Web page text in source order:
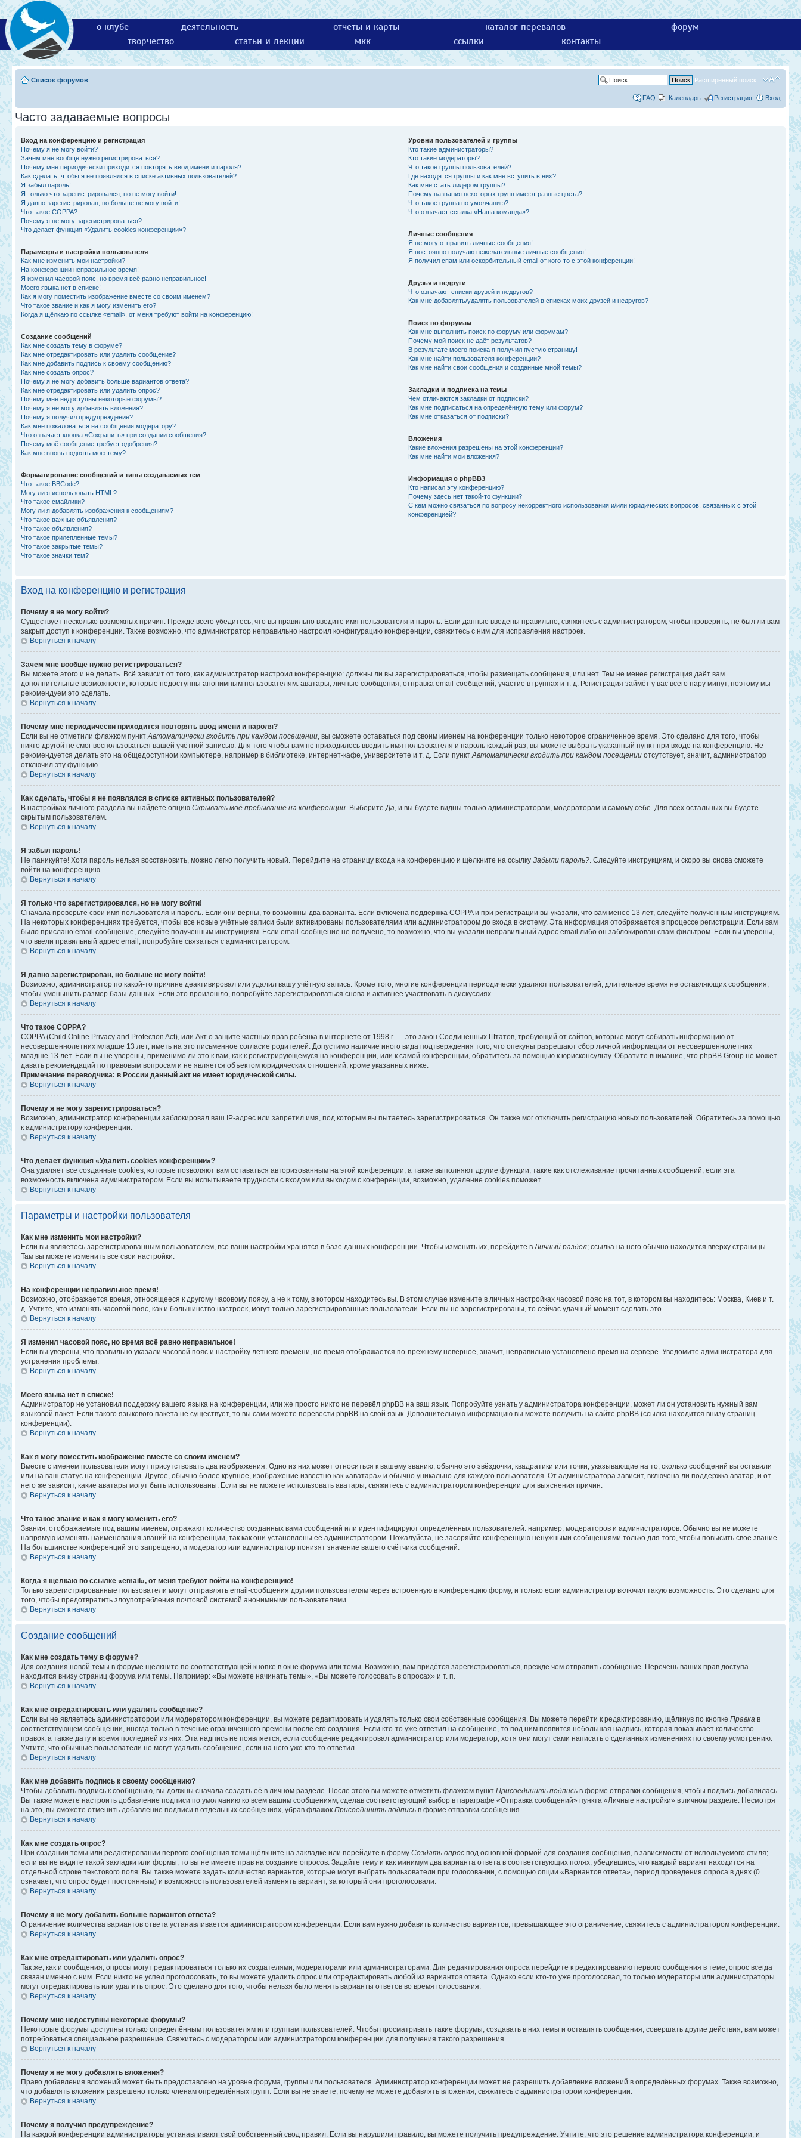
о клубе деятельность отчеты и карты каталог перевалов
форум
творчество
статьи и лекции мкк ссылки контакты
Список форумов Расширенный поиск
FAQ Календарь Регистрация Вход
Часто задаваемые вопросы
Вход на конференцию и регистрация
Почему я не могу войти?
Зачем мне вообще нужно регистрироваться?
Почему мне периодически приходится повторять ввод имени и пароля?
Как сделать, чтобы я не появлялся в списке активных пользователей?
Я забыл пароль!
Я только что зарегистрировался, но не могу войти!
Я давно зарегистрирован, но больше не могу войти!
Что такое COPPA?
Почему я не могу зарегистрироваться?
Что делает функция «Удалить cookies конференции»?
Параметры и настройки пользователя
Как мне изменить мои настройки?
На конференции неправильное время!
Я изменил часовой пояс, но время всё равно неправильное!
Моего языка нет в списке!
Как я могу поместить изображение вместе со своим именем?
Что такое звание и как я могу изменить его?
Когда я щёлкаю по ссылке «email», от меня требуют войти на конференцию!
Создание сообщений
Как мне создать тему в форуме?
Как мне отредактировать или удалить сообщение?
Как мне добавить подпись к своему сообщению?
Как мне создать опрос?
Почему я не могу добавить больше вариантов ответа?
Как мне отредактировать или удалить опрос?
Почему мне недоступны некоторые форумы?
Почему я не могу добавлять вложения?
Почему я получил предупреждение?
Как мне пожаловаться на сообщения модератору?
Что означает кнопка «Сохранить» при создании сообщения?
Почему моё сообщение требует одобрения?
Как мне вновь поднять мою тему?
Форматирование сообщений и типы создаваемых тем
Что такое BBCode?
Могу ли я использовать HTML?
Что такое смайлики?
Могу ли я добавлять изображения к сообщениям?
Что такое важные объявления?
Что такое объявления?
Что такое прилепленные темы?
Что такое закрытые темы?
Что такое значки тем?
Уровни пользователей и группы
Кто такие администраторы?
Кто такие модераторы?
Что такое группы пользователей?
Где находятся группы и как мне вступить в них?
Как мне стать лидером группы?
Почему названия некоторых групп имеют разные цвета?
Что такое группа по умолчанию?
Что означает ссылка «Наша команда»?
Личные сообщения
Я не могу отправить личные сообщения!
Я постоянно получаю нежелательные личные сообщения!
Я получил спам или оскорбительный email от кого-то с этой конференции!
Друзья и недруги
Что означают списки друзей и недругов?
Как мне добавлять/удалять пользователей в списках моих друзей и недругов?
Поиск по форумам
Как мне выполнить поиск по форуму или форумам?
Почему мой поиск не даёт результатов?
В результате моего поиска я получил пустую страницу!
Как мне найти пользователя конференции?
Как мне найти свои сообщения и созданные мной темы?
Закладки и подписка на темы
Чем отличаются закладки от подписки?
Как мне подписаться на определённую тему или форум?
Как мне отказаться от подписки?
Вложения
Какие вложения разрешены на этой конференции?
Как мне найти мои вложения?
Информация о phpBB3
Кто написал эту конференцию?
Почему здесь нет такой-то функции?
С кем можно связаться по вопросу некорректного использования и/или юридических вопросов, связанных с этой
конференцией?
Вход на конференцию и регистрация
Почему я не могу войти?
Существует несколько возможных причин. Прежде всего убедитесь, что вы правильно вводите имя пользователя и пароль. Если данные введены правильно, свяжитесь с администратором, чтобы проверить, не был ли вам
закрыт доступ к конференции. Также возможно, что администратор неправильно настроил конфигурацию конференции, свяжитесь с ним для исправления настроек.
Вернуться к началу
Зачем мне вообще нужно регистрироваться?
Вы можете этого и не делать. Всё зависит от того, как администратор настроил конференцию: должны ли вы зарегистрироваться, чтобы размещать сообщения, или нет. Тем не менее регистрация даёт вам
дополнительные возможности, которые недоступны анонимным пользователям: аватары, личные сообщения, отправка email-сообщений, участие в группах и т. д. Регистрация займёт у вас всего пару минут, поэтому мы
рекомендуем это сделать.
Вернуться к началу
Почему мне периодически приходится повторять ввод имени и пароля?
Если вы не отметили флажком пункт Автоматически входить при каждом посещении , вы сможете оставаться под своим именем на конференции только некоторое ограниченное время. Это сделано для того, чтобы
никто другой не смог воспользоваться вашей учётной записью. Для того чтобы вам не приходилось вводить имя пользователя и пароль каждый раз, вы можете выбрать указанный пункт при входе на конференцию. Не
рекомендуется делать это на общедоступном компьютере, например в библиотеке, интернет-кафе, университете и т. д. Если пункт Автоматически входить при каждом посещении отсутствует, значит, администратор
отключил эту функцию.
Вернуться к началу
Как сделать, чтобы я не появлялся в списке активных пользователей?
В настройках личного раздела вы найдёте опцию Скрывать моё пребывание на конференции . Выберите Да , и вы будете видны только администраторам, модераторам и самому себе. Для всех остальных вы будете
скрытым пользователем.
Вернуться к началу
Я забыл пароль!
Не паникуйте! Хотя пароль нельзя восстановить, можно легко получить новый. Перейдите на страницу входа на конференцию и щёлкните на ссылку Забыли пароль? . Следуйте инструкциям, и скоро вы снова сможете
войти на конференцию.
Вернуться к началу
Я только что зарегистрировался, но не могу войти!
Сначала проверьте свои имя пользователя и пароль. Если они верны, то возможны два варианта. Если включена поддержка COPPA и при регистрации вы указали, что вам менее 13 лет, следуйте полученным инструкциям.
На некоторых конференциях требуется, чтобы все новые учётные записи были активированы пользователями или администратором до входа в систему. Эта информация отображается в процессе регистрации. Если вам
было прислано email-сообщение, следуйте полученным инструкциям. Если email-сообщение не получено, то возможно, что вы указали неправильный адрес email либо он заблокирован спам-фильтром. Если вы уверены,
что ввели правильный адрес email, попробуйте связаться с администратором.
Вернуться к началу
Я давно зарегистрирован, но больше не могу войти!
Возможно, администратор по какой-то причине деактивировал или удалил вашу учётную запись. Кроме того, многие конференции периодически удаляют пользователей, длительное время не оставляющих сообщения,
чтобы уменьшить размер базы данных. Если это произошло, попробуйте зарегистрироваться снова и активнее участвовать в дискуссиях.
Вернуться к началу
Что такое COPPA?
COPPA (Child Online Privacy and Protection Act), или Акт о защите частных прав ребёнка в интернете от 1998 г. — это закон Соединённых Штатов, требующий от сайтов, которые могут собирать информацию от
несовершеннолетних младше 13 лет, иметь на это письменное согласие родителей. Допустимо наличие иного вида подтверждения того, что опекуны разрешают сбор личной информации от несовершеннолетних
младше 13 лет. Если вы не уверены, применимо ли это к вам, как к регистрирующемуся на конференции, или к самой конференции, обратитесь за помощью к юрисконсульту. Обратите внимание, что phpBB Group не может
давать рекомендаций по правовым вопросам и не является объектом юридических отношений, кроме указанных ниже.
Примечание переводчика: в России данный акт не имеет юридической силы.
Вернуться к началу
Почему я не могу зарегистрироваться?
Возможно, администратор конференции заблокировал ваш IP-адрес или запретил имя, под которым вы пытаетесь зарегистрироваться. Он также мог отключить регистрацию новых пользователей. Обратитесь за помощью
к администратору конференции.
Вернуться к началу
Что делает функция «Удалить cookies конференции»?
Она удаляет все созданные cookies, которые позволяют вам оставаться авторизованным на этой конференции, а также выполняют другие функции, такие как отслеживание прочитанных сообщений, если эта
возможность включена администратором. Если вы испытываете трудности с входом или выходом с конференции, возможно, удаление cookies поможет.
Вернуться к началу
Параметры и настройки пользователя
Как мне изменить мои настройки?
Если вы являетесь зарегистрированным пользователем, все ваши настройки хранятся в базе данных конференции. Чтобы изменить их, перейдите в Личный раздел; ссылка на него обычно находится вверху страницы.
Там вы можете изменить все свои настройки.
Вернуться к началу
На конференции неправильное время!
Возможно, отображается время, относящееся к другому часовому поясу, а не к тому, в котором находитесь вы. В этом случае измените в личных настройках часовой пояс на тот, в котором вы находитесь: Москва, Киев и т.
д. Учтите, что изменять часовой пояс, как и большинство настроек, могут только зарегистрированные пользователи. Если вы не зарегистрированы, то сейчас удачный момент сделать это.
Вернуться к началу
Я изменил часовой пояс, но время всё равно неправильное!
Если вы уверены, что правильно указали часовой пояс и настройку летнего времени, но время отображается по-прежнему неверное, значит, неправильно установлено время на сервере. Уведомите администратора для
устранения проблемы.
Вернуться к началу
Моего языка нет в списке!
Администратор не установил поддержку вашего языка на конференции, или же просто никто не перевёл phpBB на ваш язык. Попробуйте узнать у администратора конференции, может ли он установить нужный вам
языковой пакет. Если такого языкового пакета не существует, то вы сами можете перевести phpBB на свой язык. Дополнительную информацию вы можете получить на сайте phpBB (ссылка находится внизу страниц
конференции).
Вернуться к началу
Как я могу поместить изображение вместе со своим именем?
Вместе с именем пользователя могут присутствовать два изображения. Одно из них может относиться к вашему званию, обычно это звёздочки, квадратики или точки, указывающие на то, сколько сообщений вы оставили
или на ваш статус на конференции. Другое, обычно более крупное, изображение известно как «аватара» и обычно уникально для каждого пользователя. От администратора зависит, включена ли поддержка аватар, и от
него же зависит, какие аватары могут быть использованы. Если вы не можете использовать аватары, свяжитесь с администратором конференции для выяснения причин.
Вернуться к началу
Что такое звание и как я могу изменить его?
Звания, отображаемые под вашим именем, отражают количество созданных вами сообщений или идентифицируют определённых пользователей: например, модераторов и администраторов. Обычно вы не можете
напрямую изменять наименования званий на конференции, так как они установлены её администратором. Пожалуйста, не засоряйте конференцию ненужными сообщениями только для того, чтобы повысить своё звание.
На большинстве конференций это запрещено, и модератор или администратор понизят значение вашего счётчика сообщений.
Вернуться к началу
Когда я щёлкаю по ссылке «email», от меня требуют войти на конференцию!
Только зарегистрированные пользователи могут отправлять email-сообщения другим пользователям через встроенную в конференцию форму, и только если администратор включил такую возможность. Это сделано для
того, чтобы предотвратить злоупотребления почтовой системой анонимными пользователями.
Вернуться к началу
Создание сообщений
Как мне создать тему в форуме?
Для создания новой темы в форуме щёлкните по соответствующей кнопке в окне форума или темы. Возможно, вам придётся зарегистрироваться, прежде чем отправить сообщение. Перечень ваших прав доступа
находится внизу страниц форума или темы. Например: «Вы можете начинать темы», «Вы можете голосовать в опросах» и т. п.
Вернуться к началу
Как мне отредактировать или удалить сообщение?
Если вы не являетесь администратором или модератором конференции, вы можете редактировать и удалять только свои собственные сообщения. Вы можете перейти к редактированию, щёлкнув по кнопке Правка в
соответствующем сообщении, иногда только в течение ограниченного времени после его создания. Если кто-то уже ответил на сообщение, то под ним появится небольшая надпись, которая показывает количество
правок, а также дату и время последней из них. Эта надпись не появляется, если сообщение редактировал администратор или модератор, хотя они могут сами написать о сделанных изменениях по своему усмотрению.
Учтите, что обычные пользователи не могут удалить сообщение, если на него уже кто-то ответил.
Вернуться к началу
Как мне добавить подпись к своему сообщению?
Чтобы добавить подпись к сообщению, вы должны сначала создать её в личном разделе. После этого вы можете отметить флажком пункт Присоединить подпись в форме отправки сообщения, чтобы подпись добавилась.
Вы также можете настроить добавление подписи по умолчанию ко всем вашим сообщениям, сделав соответствующий выбор в параграфе «Отправка сообщений» пункта «Личные настройки» в личном разделе. Несмотря
на это, вы сможете отменить добавление подписи в отдельных сообщениях, убрав флажок Присоединить подпись в форме отправки сообщения.
Вернуться к началу
Как мне создать опрос?
При создании темы или редактировании первого сообщения темы щёлкните на закладке или перейдите в форму Создать опрос под основной формой для создания сообщения, в зависимости от используемого стиля;
если вы не видите такой закладки или формы, то вы не имеете прав на создание опросов. Задайте тему и как минимум два варианта ответа в соответствующих полях, убедившись, что каждый вариант находится на
отдельной строке текстового поля. Вы также можете задать количество вариантов, которые могут выбрать пользователи при голосовании, с помощью опции «Вариантов ответа», период проведения опроса в днях (0
означает, что опрос будет постоянным) и возможность пользователей изменять вариант, за который они проголосовали.
Вернуться к началу
Почему я не могу добавить больше вариантов ответа?
Ограничение количества вариантов ответа устанавливается администратором конференции. Если вам нужно добавить количество вариантов, превышающее это ограничение, свяжитесь с администратором конференции.
Вернуться к началу
Как мне отредактировать или удалить опрос?
Так же, как и сообщения, опросы могут редактироваться только их создателями, модераторами или администраторами. Для редактирования опроса перейдите к редактированию первого сообщения в теме; опрос всегда
связан именно с ним. Если никто не успел проголосовать, то вы можете удалить опрос или отредактировать любой из вариантов ответа. Однако если кто-то уже проголосовал, то только модераторы или администраторы
могут отредактировать или удалить опрос. Это сделано для того, чтобы нельзя было менять варианты ответов во время голосования.
Вернуться к началу
Почему мне недоступны некоторые форумы?
Некоторые форумы доступны только определённым пользователям или группам пользователей. Чтобы просматривать такие форумы, создавать в них темы и оставлять сообщения, совершать другие действия, вам может
потребоваться специальное разрешение. Свяжитесь с модератором или администратором конференции для получения такого разрешения.
Вернуться к началу
Почему я не могу добавлять вложения?
Право добавления вложений может быть предоставлено на уровне форума, группы или пользователя. Администратор конференции может не разрешить добавление вложений в определённых форумах. Также возможно,
что добавлять вложения разрешено только членам определённых групп. Если вы не знаете, почему не можете добавлять вложения, свяжитесь с администратором конференции.
Вернуться к началу
Почему я получил предупреждение?
На каждой конференции администраторы устанавливают свой собственный свод правил. Если вы нарушили правило, вы можете получить предупреждение. Учтите, что это решение администратора конференции, и